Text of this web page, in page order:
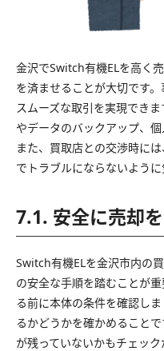
金沢でSwitch有機ELを高く
を済ませることが大切です。
スムーズな取引を実現でき
やデータのバックアップ、
また、買取店との交渉時に
でトラブルにならないよう
7.1. 安全に売却
Switch有機ELを金沢市内の
の安全な手順を踏むことが
る前に本体の条件を確認し
るかどうかを確かめること
が残っていないかもチェッ